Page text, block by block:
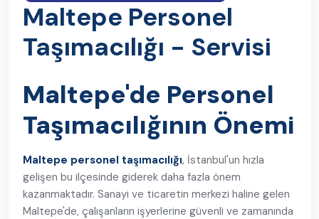
Maltepe Personel
Taşımacılığı - Servisi
Maltepe'de Personel
Taşımacılığının Önemi
Maltepe personel taşımacılığı, İstanbul'un hızla
gelişen bu ilçesinde giderek daha fazla önem
kazanmaktadır. Sanayi ve ticaretin merkezi haline gelen
Maltepe'de, çalışanların işyerlerine güvenli ve zamanında